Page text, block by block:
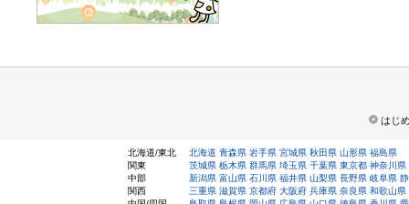
はじ
北海道/東北 北海道 青森県 岩手県 宮城県 秋田県 山形県 福島県
関東
茨城県 栃木県 群馬県 埼玉県 千葉県 東京都 神奈川県
中部
新潟県 富山県 石川県 福井県 山梨県 長野県 岐阜県
関西
三重県 滋賀県 京都府 大阪府 兵庫県 奈良県 和歌山県